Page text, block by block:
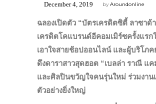
byAroundonline
December 4, 2019
ฉลองเปิดตัว “บัตรเครดิตซิตี้ ลาซาด้
เครดิตโคแบรนด์อีคอมเมิร์ซครั้งแรก
เอาใจสายช้อปออนไลน์ และผู้บริโภ
ดึงดาราสาวสุดฮอต “เบลล่า ราณี แค
และศิลปินขวัญใจคนรุ่นใหม่ ร่วมงาน
ตัวอย่างยิ่งใหญ่